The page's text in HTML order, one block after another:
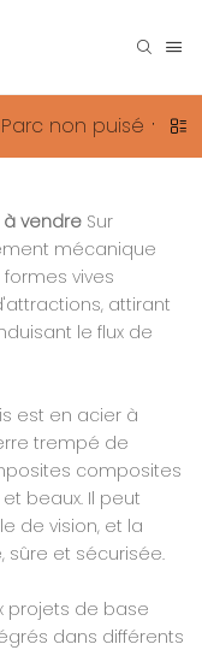
Parc non puisé
vendre Sur
mécanique
vives
attirant
le flux de
est en acier à
trempé de
composites
beaux. Il peut
de vision, et la
et sécurisée.
projets de base
dans différents